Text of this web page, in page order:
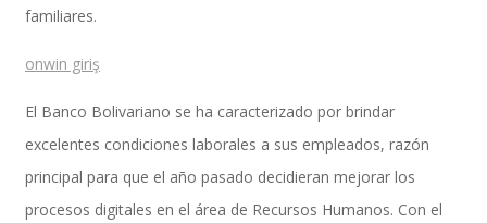
familiares.
onwin giriş
El Banco Bolivariano se ha caracterizado por brindar
excelentes condiciones laborales a sus empleados, razón
principal para que el año pasado decidieran mejorar los
procesos digitales en el área de Recursos Humanos. Con el